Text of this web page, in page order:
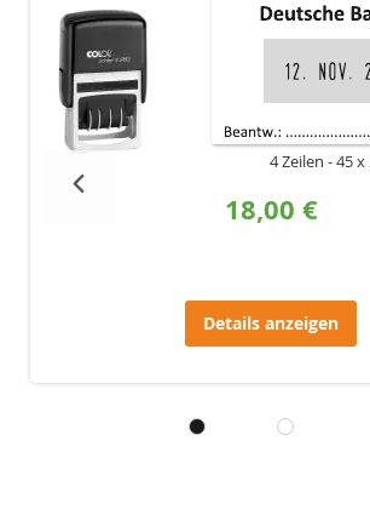
4 Zeilen 45 x
18,00 €
Details anzeigen